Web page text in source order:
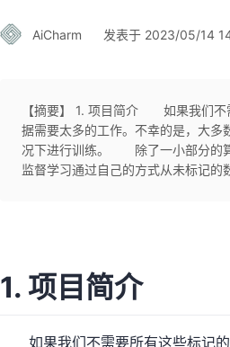
AiCharm 发表于 2023/05/14
【摘要】 1. 项目简介 如果我们不
据需要太多的工作。不幸的是，大
况下进行训练。 除了一小部分的
监督学习通过自己的方式从未标记
1. 项目简介
如果我们不需要所有这些标记的